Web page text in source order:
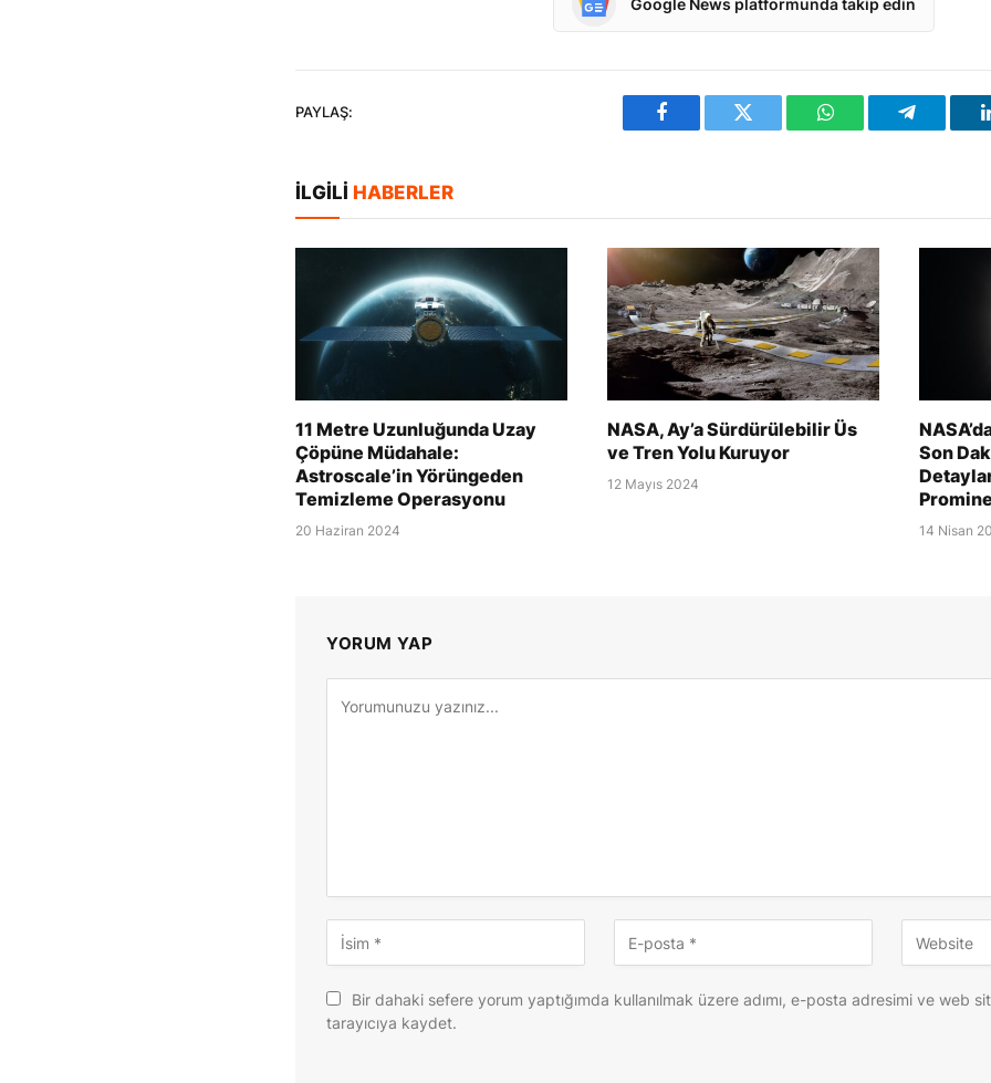
Google News platformunda takip edin
PAYLAŞ:
Facebook Twitter WhatsAppTelegram
İLGILI HABERLER
11 Metre Uzunluğunda Uzay
Çöpüne Müdahale:
Astroscale’in Yörüngeden
Temizleme Operasyonu
20 Haziran 2024
NASA, Ay’a Sürdürülebilir Üs
ve Tren Yolu Kuruyor
12 Mayıs 2024
Son
14 Nisan
YORUM YAP
Bir dahaki sefere yorum yaptığımda kullanılmak üzere adımı, e-posta adresimi ve web
tarayıcıya kaydet.